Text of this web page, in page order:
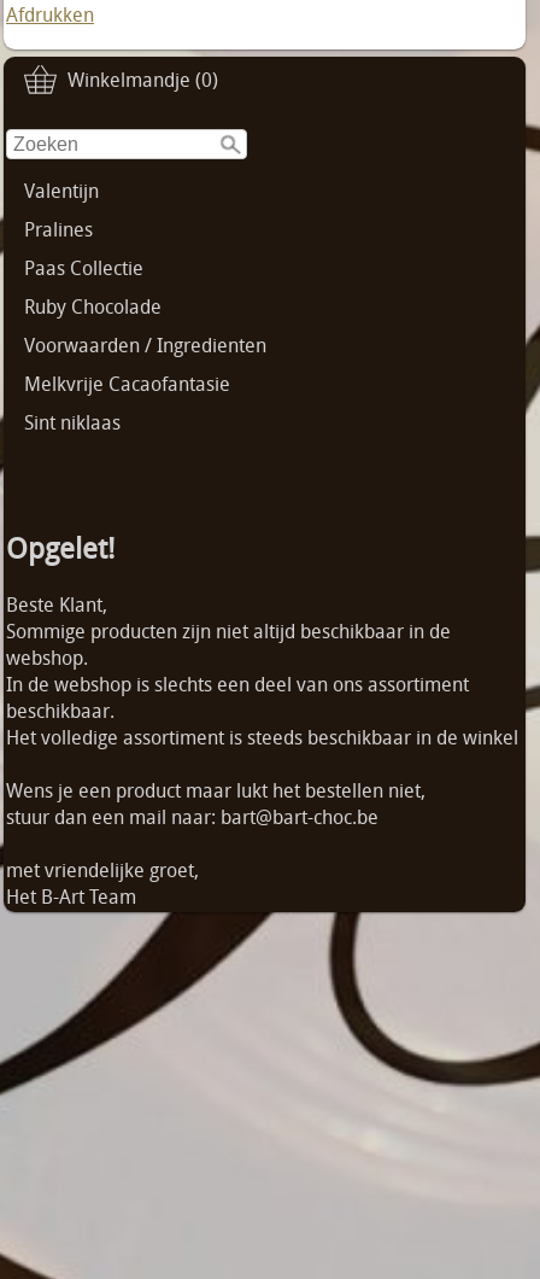
Winkelmandje (0)
Valentijn
Pralines
Paas Collectie
Ruby Chocolade
Voorwaarden / Ingredienten
Melkvrije Cacaofantasie
Sint niklaas
Opgelet!
Beste Klant,
Sommige producten zijn niet altijd beschikbaar in de
webshop.
In de webshop is slechts een deel van ons assortiment
beschikbaar.
Het volledige assortiment is steeds beschikbaar in de winkel
Wens je een product maar lukt het bestellen niet,
stuur dan een mail naar: bart@bart-choc.be
met vriendelijke groet,
Het B-Art Team
Afdrukken